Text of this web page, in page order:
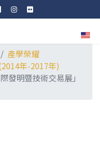
選擇
產學榮耀
年-2017年)
發明暨技術交易展」